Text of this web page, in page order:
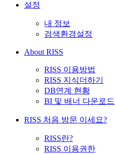
설정
내 정보
검색환경설정
About RISS
RISS 이용방법
RISS 지식더하기
DB연계 현황
BI 및 배너 다운로드
RISS 처음 방문 이세요?
RISS란?
RISS 이용권한